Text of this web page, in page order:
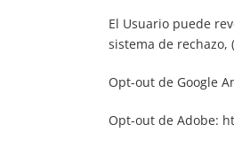
El Usuario puede
sistema de rechazo,
Opt-out de Google
Opt-out de Adobe: